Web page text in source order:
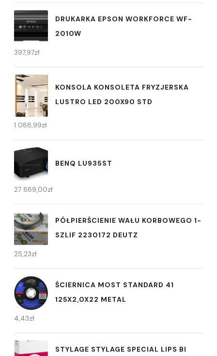
DRUKARKA EPSON WORKFORCE WF-
2010W
397,97zł
KONSOLA KONSOLETA FRYZJERSKA
LUSTRO LED 200X90 STD
1 088,99zł
BENQ LU935ST
27 889,00zł
PÓŁPIERŚCIENIE WAŁU KORBOWEGO 1-
SZLIF 2230172 DEUTZ
25,23zł
ŚCIERNICA MOST STANDARD 41
125X2,0X22 METAL
4,43zł
STYLAGE STYLAGE SPECIAL LIPS BI